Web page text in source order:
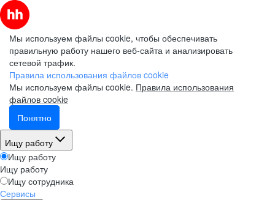
Мы используем файлы cookie, чтобы обеспечивать
правильную работу нашего веб-сайта и анализировать
сетевой трафик.
Правила использования файлов cookie
Мы используем файлы cookie. Правила использования
файлов cookie
Понятно
Ищу работу
Ищу работу
Ищу работу
Ищу сотрудника
Сервисы